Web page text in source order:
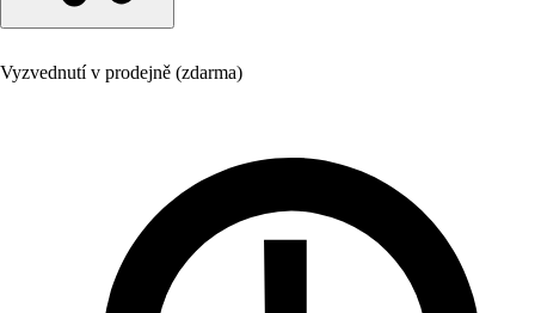
Vyzvednutí v prodejně (zdarma)